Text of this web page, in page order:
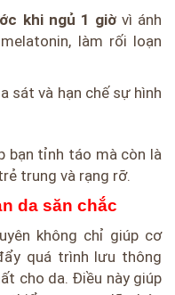
khi ngủ 1 giờvì ánh
làm rối loạn
sát và hạn chế sự hình
bạn tỉnh táo mà còn là
trung và rạng rỡ.
da săn chắc
không chỉ giúp cơ
quá trình lưu thông
cho da. Điều này giúp